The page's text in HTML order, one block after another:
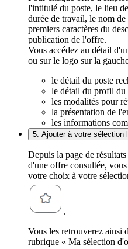
l'intitulé du poste, le lieu
durée de travail, le nom
premiers caractères du
publication de l'offre.
Vous accédez au détail
ou sur le logo sur la
le détail du poste
le détail du profil du
les modalités pour
la présentation de
les informations
5. Ajouter à votre sélection
Depuis la page de
d'une offre consultée,
votre choix à votre
.
Vous les retrouverez ainsi
rubrique « Ma sélection